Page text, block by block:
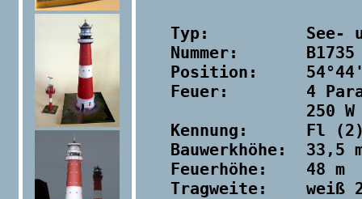
Typ:          See-
Nummer:       B1735
Position:
Feuer:        4
250
Kennung:      Fl
Bauwerkhöhe:  33,5
Feuerhöhe:    48 m
Tragweite:    weiß